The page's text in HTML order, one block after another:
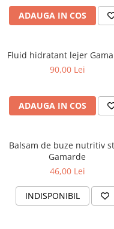
ADAUGA IN COS
Fluid hidratant lejer
90,00 Lei
ADAUGA IN COS
Balsam de buze nutritiv
Gamarde
46,00 Lei
INDISPONIBIL